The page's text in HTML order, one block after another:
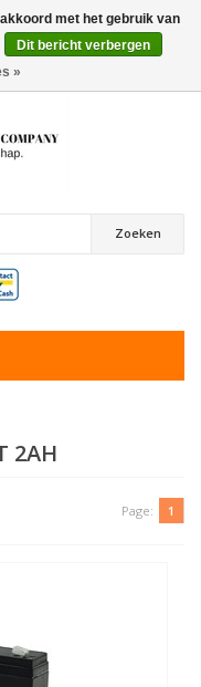
Zoeken
2AH
Page: 1
met het gebruik van
Dit bericht verbergen
»